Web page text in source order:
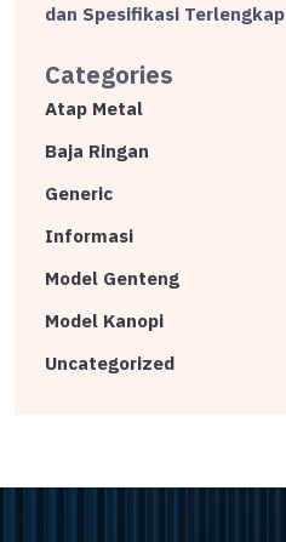
dan Spesifikasi Terlengkap
Categories
Atap Metal
Baja Ringan
Generic
Informasi
Model Genteng
Model Kanopi
Uncategorized